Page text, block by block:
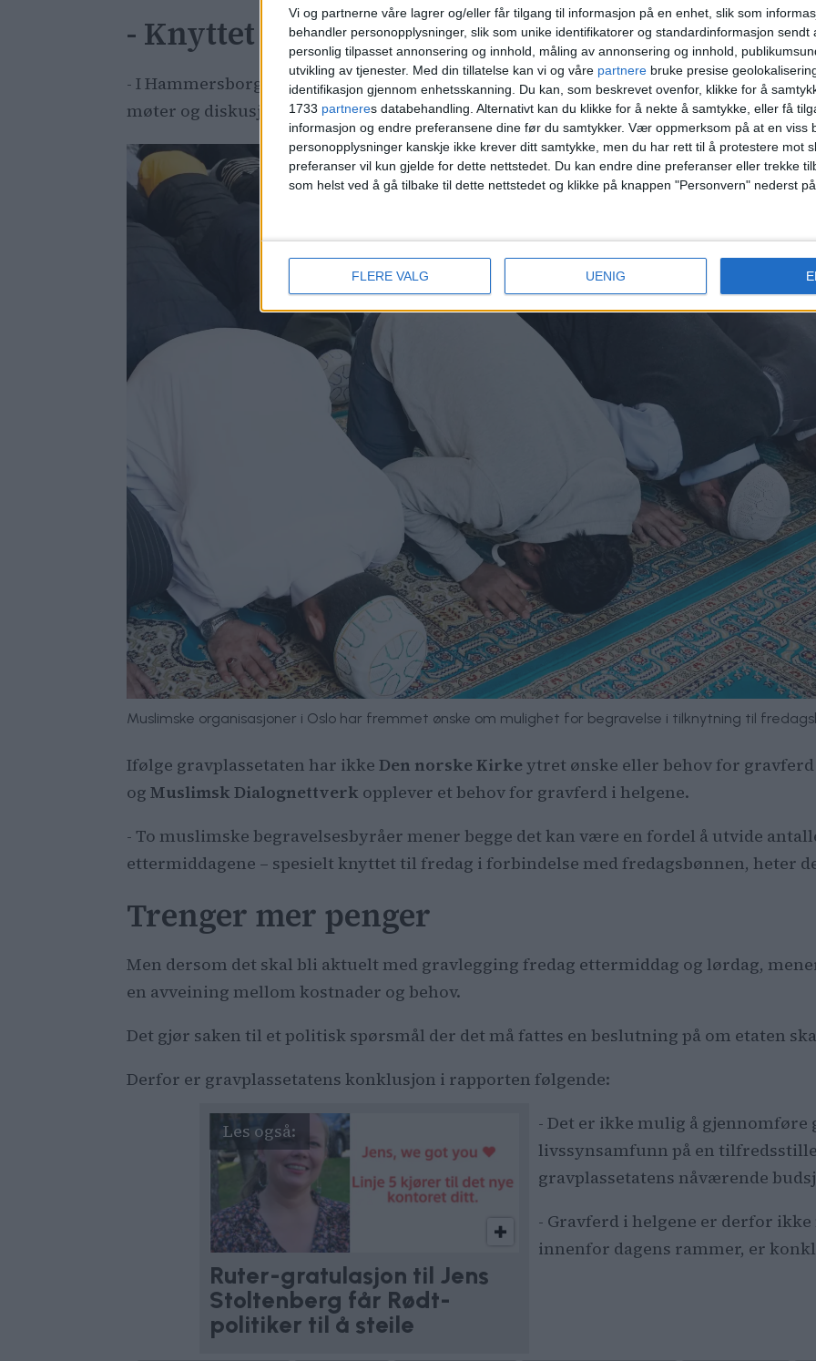
Vi og partnerne våre lagrer og/eller får tilgang til informasjon på en enhet, slik som
behandler personopplysninger, slik som unike identifikatorer og standardinformasjon sendt
personlig tilpasset annonsering og innhold, måling av annonsering og innhold,
utvikling av tjenester. Med din tillatelse kan vi og våre partnere bruke presise
identifikasjon gjennom enhetsskanning. Du kan, som beskrevet ovenfor, klikke for å
1733 partneres databehandling. Alternativt kan du klikke for å nekte å samtykke, eller få
informasjon og endre preferansene dine før du samtykker. Vær oppmerksom på at en viss
personopplysninger kanskje ikke krever ditt samtykke, men du har rett til å protestere mot
preferanser vil kun gjelde for dette nettstedet. Du kan endre dine preferanser eller trekke
som helst ved å gå tilbake til dette nettstedet og klikke på knappen "Personvern" nederst på
FLERE VALG UENIG
- Knyttet til fredagsbønn
- I Hammersborg-erklæringen er det ingen presisering av om helg betyr både fredag,
møter og diskusjoner med byrådsavdelingen har vi valgt å se på fredag/lørdag,
Muslimske organisasjoner i Oslo har fremmet ønske om mulighet for begravelse i tilknytning til
Ifølge gravplassetaten har ikkeDen norske Kirke ytret ønske eller behov for
ogMuslimsk Dialognettverk opplever et behov for gravferd i helgene.
- To muslimske begravelsesbyråer mener begge det kan være en fordel å utvide
ettermiddagene – spesielt knyttet til fredag i forbindelse med fredagsbønnen, heter
Trenger mer penger
Men dersom det skal bli aktuelt med gravlegging fredag ettermiddag og lørdag,
en avveining mellom kostnader og behov.
Det gjør saken til et politisk spørsmål der det må fattes en beslutning på om etaten
Derfor er gravplassetatens konklusjon i rapporten følgende:
Ruter-gratulasjon til Jens
Stoltenberg får Rødt-
politiker til å steile
- Det er ikke mulig å
livssynsamfunn på en
gravplassetatens nåværende
- Gravferd i helgene er derfor
innenfor dagens rammer, er